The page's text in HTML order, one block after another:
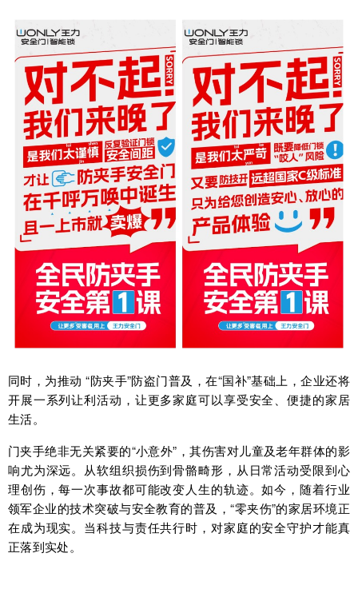
同时，为推动 “防夹手”防盗门普及，在“国补”基础上，企业还将
开展一系列让利活动，让更多家庭可以享受安全、便捷的家居
生活。
门夹手绝非无关紧要的“小意外”，其伤害对儿童及老年群体的影
响尤为深远。从软组织损伤到骨骼畸形，从日常活动受限到心
理创伤，每一次事故都可能改变人生的轨迹。如今，随着行业
领军企业的技术突破与安全教育的普及，“零夹伤”的家居环境正
在成为现实。当科技与责任共行时，对家庭的安全守护才能真
正落到实处。